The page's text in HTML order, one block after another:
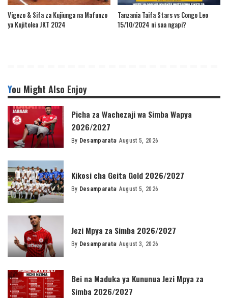
Vigezo & Sifa za Kujiunga na Mafunzo
ya Kujitolea JKT 2024
Tanzania Taifa Stars vs Congo Leo
15/10/2024 ni saa ngapi?
You Might Also Enjoy
Picha za Wachezaji wa Simba Wapya
2026/2027
Posted
By Desamparata August 5, 2026
Kikosi cha Geita Gold 2026/2027
Posted
By Desamparata August 5, 2026
Jezi Mpya za Simba 2026/2027
Posted
By Desamparata August 3, 2026
Bei na Maduka ya Kununua Jezi Mpya za
Simba 2026/2027